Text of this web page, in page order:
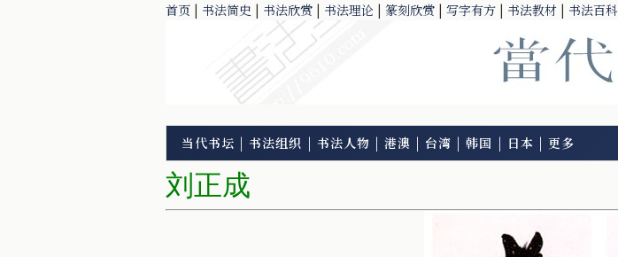
首页 | 书法简史 | 书法欣赏 | 书法理论 | 篆刻欣赏 | 写字有方 | 书法教材 | 书法百科
当代书坛 | 书法组织 | 书法人物 | 港澳 | 台湾 |韩国 | 日本 | 更多
刘正成